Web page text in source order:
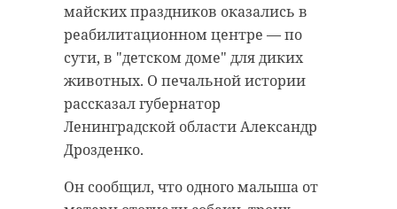
майских праздников оказались в
реабилитационном центре — по
сути, в "детском доме" для диких
животных. О печальной истории
рассказал губернатор
Ленинградской области Александр
Дрозденко.
Он сообщил, что одного малыша от